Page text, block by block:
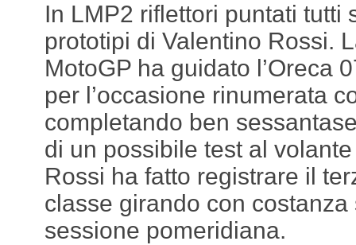
In LMP2 riflettori puntati tutti
prototipi di Valentino Rossi.
MotoGP ha guidato l’Oreca
per l’occasione rinumerata
completando ben
di un possibile test al
Rossi ha fatto registrare il
classe girando con
sessione pomeridiana.